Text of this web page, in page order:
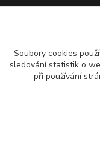
Soubory cookies
sledování statistik o
při používání